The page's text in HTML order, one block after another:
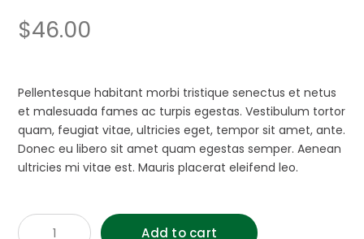
$46.00
Pellentesque habitant morbi tristique senectus et netus
et malesuada fames ac turpis egestas. Vestibulum tortor
quam, feugiat vitae, ultricies eget, tempor sit amet, ante.
Donec eu libero sit amet quam egestas semper. Aenean
ultricies mi vitae est. Mauris placerat eleifend leo.
Husqvarna
Add to cart